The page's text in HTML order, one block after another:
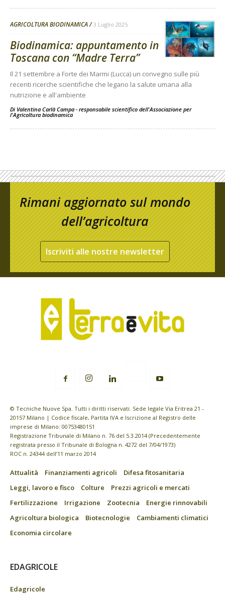
AGRICOLTURA BIODINAMICA 3 Luglio 2025
Biodinamica: appuntamento in
Toscana con “Madre Terra”
Il 21 settembre a Forte dei Marmi (Lucca) un convegno sulle più
recenti ricerche scientifiche che legano la salute umana alla
nutrizione e all'ambiente
Di Valentina Carlà Campa - responsabile scientifico dell'Associazione per
l'Agricoltura biodinamica
Rimani aggiornato sul mondo
dell’agricoltura
Iscriviti alle nostre newsletter
© Tecniche Nuove Spa. Tutti i diritti riservati. Sede legale Via Eritrea 21 -
20157 Milano | Codice fiscale, Partita IVA e Iscrizione al Registro delle
imprese di Milano: 00753480151
Registrazione Tribunale di Milano n. 76 del 5.3.2014 (Precedentemente
registrata presso il Tribunale di Bologna n. 4272 del 7/04/1973)
ROC n. 24344 dell’11 marzo 2014
Attualità Finanziamenti agricoli
Difesa fitosanitaria
Leggi, lavoro e fisco
Colture
Prezzi agricoli e mercati
Fertilizzazione
Irrigazione Zootecnia
Energie rinnovabili
Agricoltura biologica
Biotecnologie
Cambiamenti climatici
Economia circolare
EDAGRICOLE
Edagricole